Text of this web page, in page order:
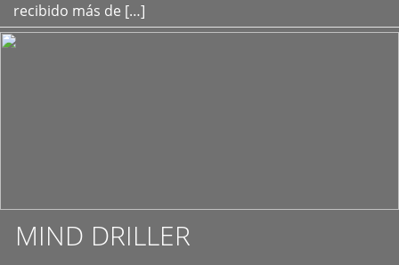
recibido más de […]
MIND DRILLER